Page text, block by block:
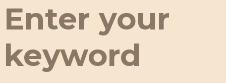
Enter your
keyword